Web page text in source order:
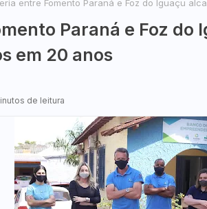
entre Fomento Paraná e Foz do Iguaçu
Paraná e Foz do
em 20 anos
de leitura